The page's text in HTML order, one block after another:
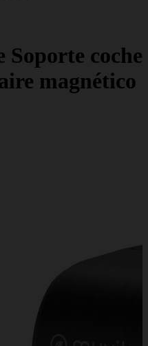
Soporte coche
magnético